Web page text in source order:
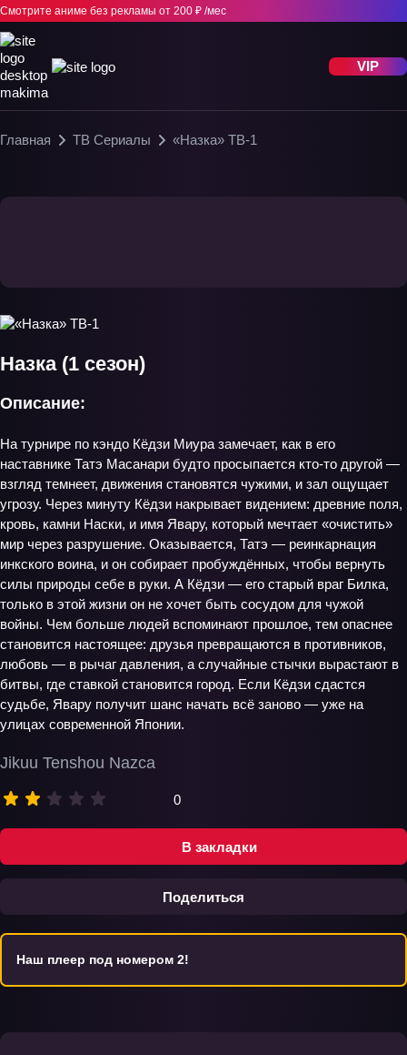
Смотрите аниме без рекламы от 200 ₽ /мес
VIP
Главная ТВ Сериалы «Назка» ТВ-1
В закладки
Поделиться
Назка (1 сезон)
Jikuu Tenshou Nazca
0
Описание:
На турнире по кэндо Кёдзи Миура замечает, как в его
наставнике Татэ Масанари будто просыпается кто-то другой —
взгляд темнеет, движения становятся чужими, и зал ощущает
угрозу. Через минуту Кёдзи накрывает видением: древние поля,
кровь, камни Наски, и имя Явару, который мечтает «очистить»
мир через разрушение. Оказывается, Татэ — реинкарнация
инкского воина, и он собирает пробуждённых, чтобы вернуть
силы природы себе в руки. А Кёдзи — его старый враг Билка,
только в этой жизни он не хочет быть сосудом для чужой
войны. Чем больше людей вспоминают прошлое, тем опаснее
становится настоящее: друзья превращаются в противников,
любовь — в рычаг давления, а случайные стычки вырастают в
битвы, где ставкой становится город. Если Кёдзи сдастся
судьбе, Явару получит шанс начать всё заново — уже на
улицах современной Японии.
Наш плеер под номером 2!